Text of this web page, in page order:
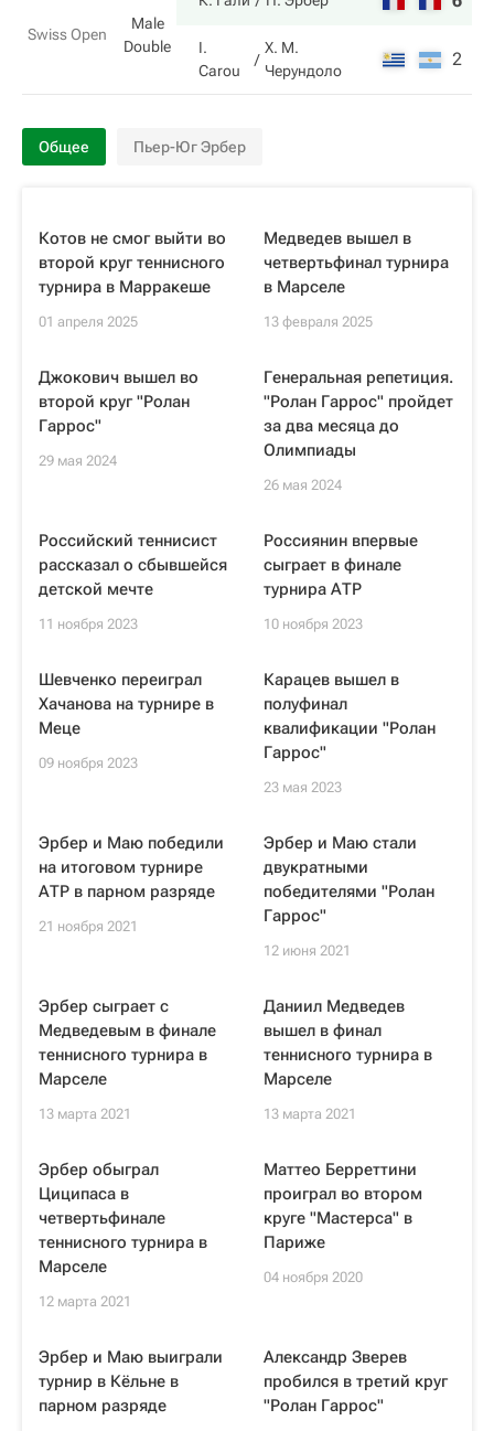
Swiss Open
Male
Double
I.
Carou
Х. М.
Черундоло
2
Общее Пьер-Юг Эрбер
Котов не смог выйти во
второй круг теннисного
турнира в Марракеше
01 апреля 2025
Медведев вышел в
четвертьфинал турнира
в Марселе
13 февраля 2025
Джокович вышел во
второй круг "Ролан
Гаррос"
29 мая 2024
Генеральная репетиция.
"Ролан Гаррос" пройдет
за два месяца до
Олимпиады
26 мая 2024
Российский теннисист
рассказал о сбывшейся
детской мечте
11 ноября 2023
Россиянин впервые
сыграет в финале
турнира АТР
10 ноября 2023
Шевченко переиграл
Хачанова на турнире в
Меце
09 ноября 2023
Карацев вышел в
полуфинал
квалификации "Ролан
Гаррос"
23 мая 2023
Эрбер и Маю победили
на итоговом турнире
АТР в парном разряде
21 ноября 2021
Эрбер и Маю стали
двукратными
победителями "Ролан
Гаррос"
12 июня 2021
Эрбер сыграет с
Медведевым в финале
теннисного турнира в
Марселе
13 марта 2021
Даниил Медведев
вышел в финал
теннисного турнира в
Марселе
13 марта 2021
Эрбер обыграл
Циципаса в
четвертьфинале
теннисного турнира в
Марселе
12 марта 2021
Маттео Берреттини
проиграл во втором
круге "Мастерса" в
Париже
04 ноября 2020
Эрбер и Маю выиграли
турнир в Кёльне в
парном разряде
Александр Зверев
пробился в третий круг
"Ролан Гаррос"